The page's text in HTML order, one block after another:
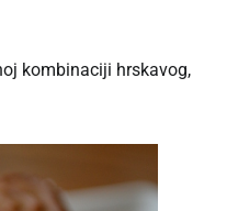
kombinaciji hrskavog,